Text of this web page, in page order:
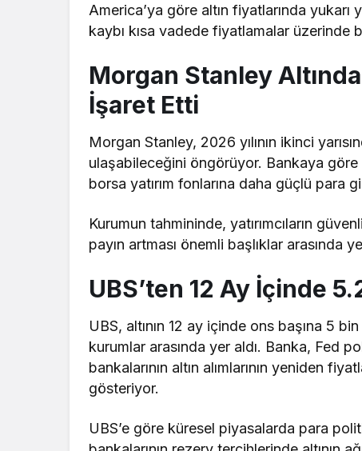
America’ya göre altın fiyatlarında
kaybı kısa vadede fiyatlamalar üzerinde
Morgan Stanley
İşaret Etti
Morgan Stanley, 2026 yılının ikinci
ulaşabileceğini öngörüyor. Bankaya
borsa yatırım fonlarına daha güçlü para
Kurumun tahmininde, yatırımcıların
payın artması önemli başlıklar arasında
UBS’ten 12 Ay İçinde
UBS, altının 12 ay içinde ons başına 5
kurumlar arasında yer aldı. Banka, Fed
bankalarının altın alımlarının yeniden
gösteriyor.
UBS’e göre küresel piyasalarda para